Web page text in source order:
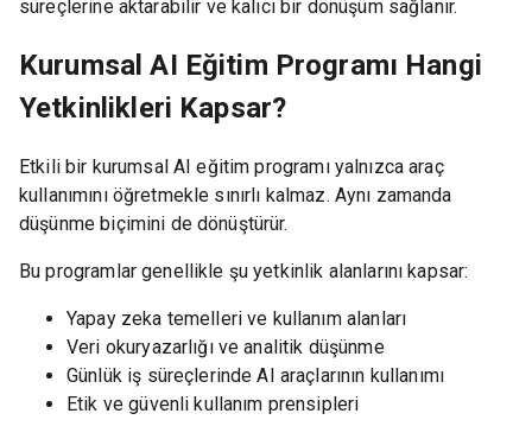
süreçlerine aktarabilir ve kalıcı bir dönüşüm sağlanır.
Kurumsal AI Eğitim Programı Hangi
Yetkinlikleri Kapsar?
Etkili bir kurumsal AI eğitim programı yalnızca araç
kullanımını öğretmekle sınırlı kalmaz. Aynı zamanda
düşünme biçimini de dönüştürür.
Bu programlar genellikle şu yetkinlik alanlarını kapsar:
Yapay zeka temelleri ve kullanım alanları
Veri okuryazarlığı ve analitik düşünme
Günlük iş süreçlerinde AI araçlarının kullanımı
Etik ve güvenli kullanım prensipleri